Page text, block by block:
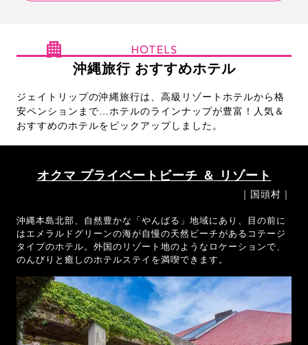
HOTELS
沖縄旅行 おすすめホテル
ジェイトリップの沖縄旅行は、高級リゾートホテルから格
安ペンションまで…ホテルのラインナップが豊富！人気＆
おすすめのホテルをピックアップしました。
オクマ プライベートビーチ ＆ リゾート
｜国頭村｜
沖縄本島北部、自然豊かな「やんばる」地域にあり、目の前に
はエメラルドグリーンの海が自慢の天然ビーチがあるコテージ
タイプのホテル。外国のリゾート地のようなロケーションで、
のんびりと癒しのホテルステイを満喫できます。